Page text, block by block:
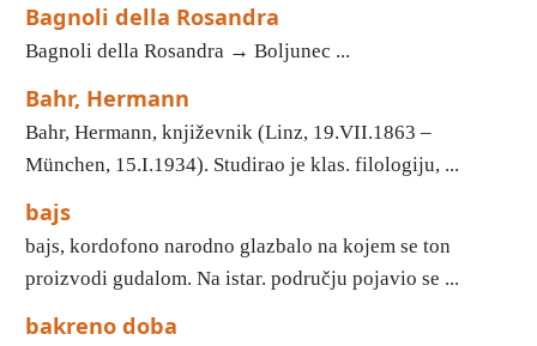
Bagnoli della Rosandra
Bagnoli della Rosandra → Boljunec ...
Bahr, Hermann
Bahr, Hermann, književnik (Linz, 19.VII.1863 –
München, 15.I.1934). Studirao je klas. filologiju, ...
bajs
bajs, kordofono narodno glazbalo na kojem se ton
proizvodi gudalom. Na istar. području pojavio se ...
bakreno doba